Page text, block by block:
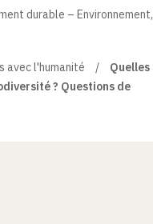
durable – Environnement,
avec l'humanité
Quelles
? Questions de